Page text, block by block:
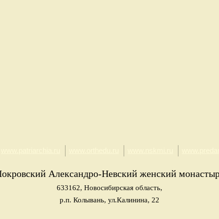
Александро-Невский женский
633162, Новосибирская область,
р.п. Колывань, ул.Калинина, 22